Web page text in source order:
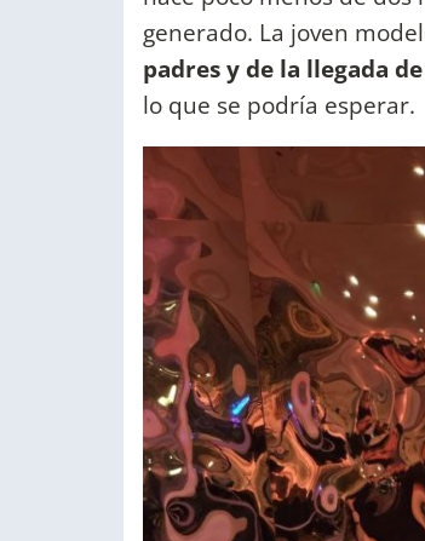
generado. La joven
padres y de la llegada
lo que se podría esperar.